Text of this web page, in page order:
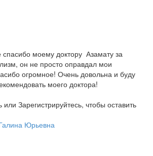
моему доктору Азамату за
он не просто оправдал мои
огромное! Очень довольна и буду
моего доктора!
или Зарегистрируйтесь, чтобы оставить
Юрьевна